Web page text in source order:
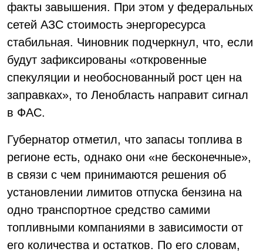
факты завышения. При этом у федеральных
сетей АЗС стоимость энергоресурса
стабильная. Чиновник подчеркнул, что, если
будут зафиксированы «откровенные
спекуляции и необоснованный рост цен на
заправках», то Ленобласть направит сигнал
в ФАС.
Губернатор отметил, что запасы топлива в
регионе есть, однако они «не бесконечные»,
в связи с чем принимаются решения об
установлении лимитов отпуска бензина на
одно транспортное средство самими
топливными компаниями в зависимости от
его количества и остатков. По его словам,